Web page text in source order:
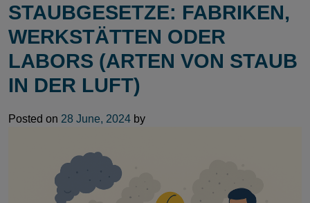
STAUBGESETZE: FABRIKEN,
WERKSTÄTTEN ODER
LABORS (ARTEN VON STAUB
IN DER LUFT)
Posted on 28 June, 2024 by